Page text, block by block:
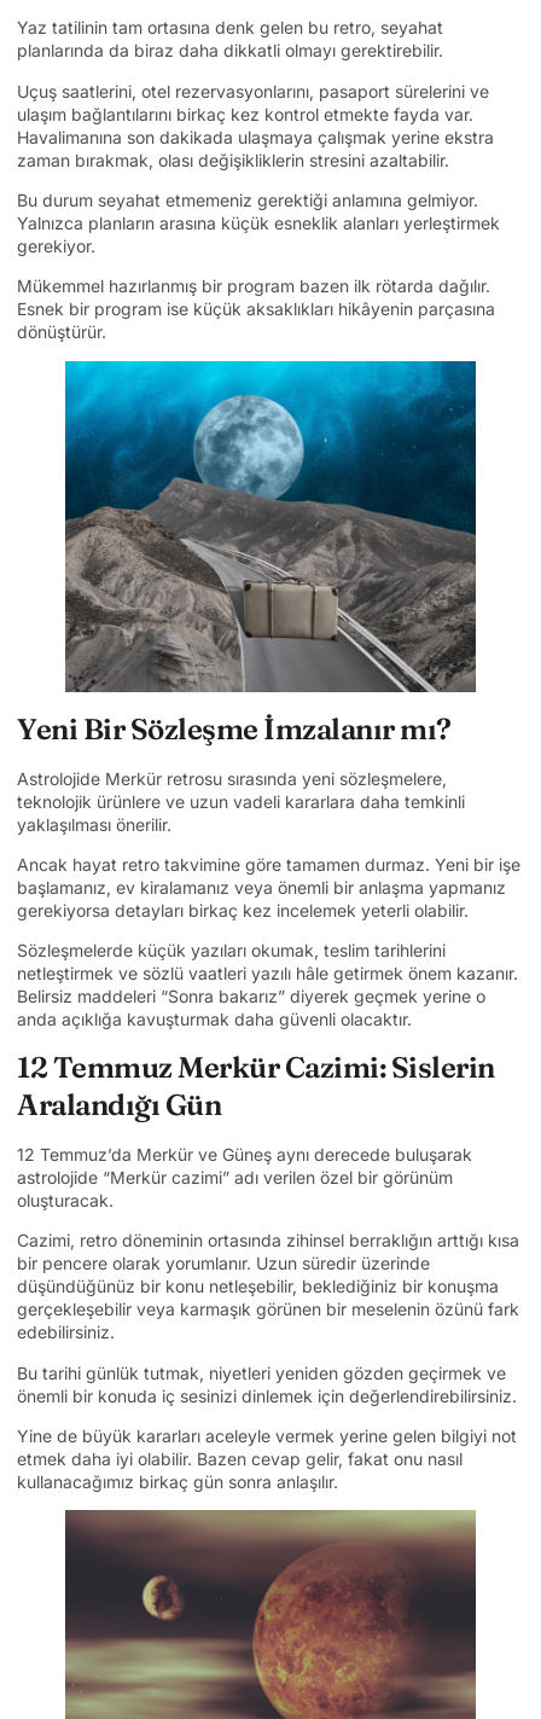
Yaz tatilinin tam ortasına denk gelen bu retro, seyahat
planlarında da biraz daha dikkatli olmayı gerektirebilir.
Uçuş saatlerini, otel rezervasyonlarını, pasaport sürelerini ve
ulaşım bağlantılarını birkaç kez kontrol etmekte fayda var.
Havalimanına son dakikada ulaşmaya çalışmak yerine ekstra
zaman bırakmak, olası değişikliklerin stresini azaltabilir.
Bu durum seyahat etmemeniz gerektiği anlamına gelmiyor.
Yalnızca planların arasına küçük esneklik alanları yerleştirmek
gerekiyor.
Mükemmel hazırlanmış bir program bazen ilk rötarda dağılır.
Esnek bir program ise küçük aksaklıkları hikâyenin parçasına
dönüştürür.
Yeni Bir Sözleşme İmzalanır mı?
Astrolojide Merkür retrosu sırasında yeni sözleşmelere,
teknolojik ürünlere ve uzun vadeli kararlara daha temkinli
yaklaşılması önerilir.
Ancak hayat retro takvimine göre tamamen durmaz. Yeni bir işe
başlamanız, ev kiralamanız veya önemli bir anlaşma yapmanız
gerekiyorsa detayları birkaç kez incelemek yeterli olabilir.
Sözleşmelerde küçük yazıları okumak, teslim tarihlerini
netleştirmek ve sözlü vaatleri yazılı hâle getirmek önem kazanır.
Belirsiz maddeleri “Sonra bakarız” diyerek geçmek yerine o
anda açıklığa kavuşturmak daha güvenli olacaktır.
12 Temmuz Merkür Cazimi: Sislerin
Aralandığı Gün
12 Temmuz’da Merkür ve Güneş aynı derecede buluşarak
astrolojide “Merkür cazimi” adı verilen özel bir görünüm
oluşturacak.
Cazimi, retro döneminin ortasında zihinsel berraklığın arttığı kısa
bir pencere olarak yorumlanır. Uzun süredir üzerinde
düşündüğünüz bir konu netleşebilir, beklediğiniz bir konuşma
gerçekleşebilir veya karmaşık görünen bir meselenin özünü fark
edebilirsiniz.
Bu tarihi günlük tutmak, niyetleri yeniden gözden geçirmek ve
önemli bir konuda iç sesinizi dinlemek için değerlendirebilirsiniz.
Yine de büyük kararları aceleyle vermek yerine gelen bilgiyi not
etmek daha iyi olabilir. Bazen cevap gelir, fakat onu nasıl
kullanacağımız birkaç gün sonra anlaşılır.